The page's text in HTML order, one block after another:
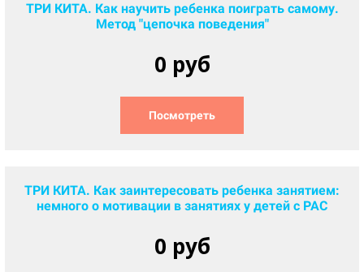
ТРИ КИТА. Как научить ребенка поиграть самому.
Метод "цепочка поведения"
0 руб
Посмотреть
ТРИ КИТА. Как заинтересовать ребенка занятием:
немного о мотивации в занятиях у детей с РАС
0 руб